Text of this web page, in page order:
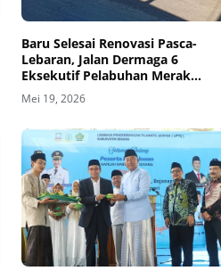
Baru Selesai Renovasi Pasca-
Lebaran, Jalan Dermaga 6
Eksekutif Pelabuhan Merak
Kembali Rusak Parah
Mei 19, 2026